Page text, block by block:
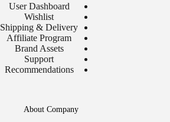
User Dashboard
Wishlist
Shipping & Delivery
Affiliate Program
Brand Assets
Support
Recommendations
About Company